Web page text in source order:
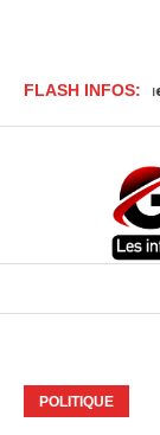
FLASH INFOS:
Y’Obegue
POLITIQUE